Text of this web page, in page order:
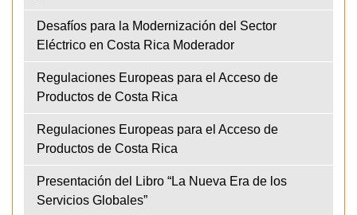
Desafíos para la Modernización del Sector
Eléctrico en Costa Rica Moderador
Regulaciones Europeas para el Acceso de
Productos de Costa Rica
Regulaciones Europeas para el Acceso de
Productos de Costa Rica
Presentación del Libro “La Nueva Era de los
Servicios Globales”